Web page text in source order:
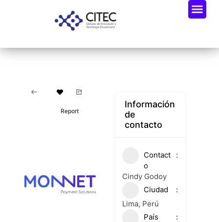
Report
Información
de
contacto
Contact
o
Cindy Godoy
Ciudad
Lima, Perú
País